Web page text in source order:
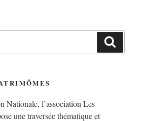
Nationale, l’association Les
une traversée thématique et